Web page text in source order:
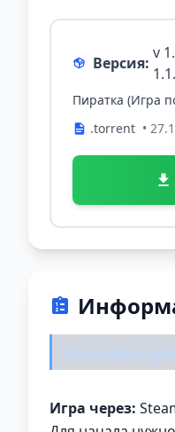
Версия:
v
Пиратка (Игра
.torrent •
Настройка
Игра через: